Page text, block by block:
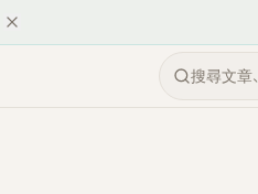
搜尋文章